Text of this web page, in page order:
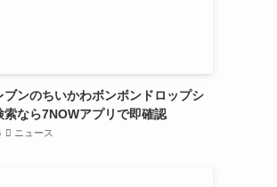
ブンのちいかわボンボンドロップシ
索なら7NOWアプリで即確認
ニュース